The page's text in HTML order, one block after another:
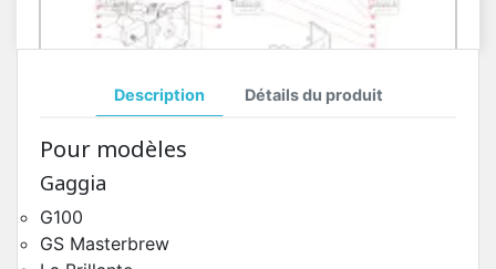
Pièces Détachées Distributeur Automatique
Description Détails du produit
Pour modèles
Gaggia
G100
GS Masterbrew